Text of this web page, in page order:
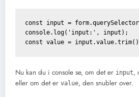
const input =
console.log('input:', input);
const value =
Nu kan du i console se, om det er input,
eller om det er value, den snubler over.